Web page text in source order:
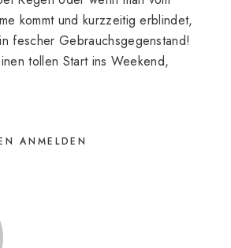
kommt und kurzzeitig erblindet,
fescher Gebrauchsgegenstand!
tollen Start ins Weekend,
ANMELDEN